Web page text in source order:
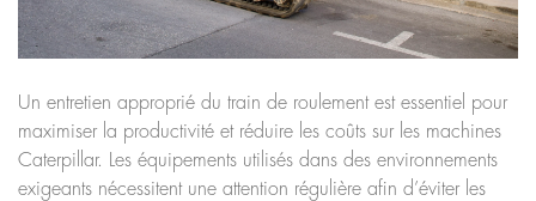
Un entretien approprié du train de roulement est essentiel pour
maximiser la productivité et réduire les coûts sur les machines
Caterpillar. Les équipements utilisés dans des environnements
exigeants nécessitent une attention régulière afin d’éviter les